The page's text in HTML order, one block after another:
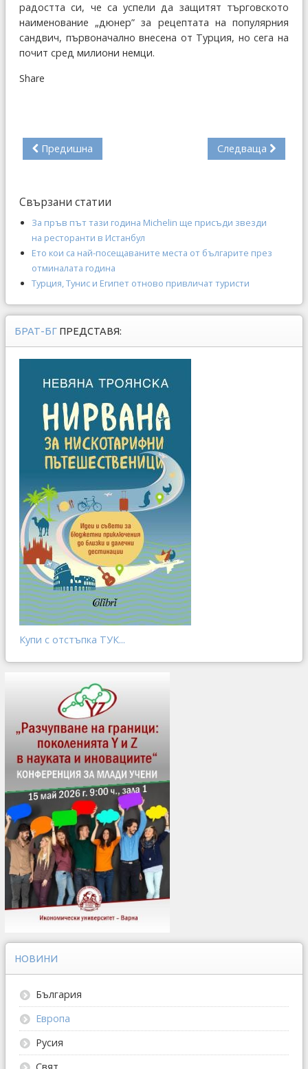
радостта си, че са успели да защитят търговското
наименование „дюнер” за рецептата на популярния
сандвич, първоначално внесена от Турция, но сега на
почит сред милиони немци.
Share
Предишна Следваща
Свързани статии
За пръв път тази година Michelin ще присъди звезди
на ресторанти в Истанбул
Ето кои са най-посещаваните места от българите през
отминалата година
Турция, Тунис и Египет отново привличат туристи
БРАТ-БГ ПРЕДСТАВЯ:
Купи с отстъпка ТУК...
НОВИНИ
България
Европа
Русия